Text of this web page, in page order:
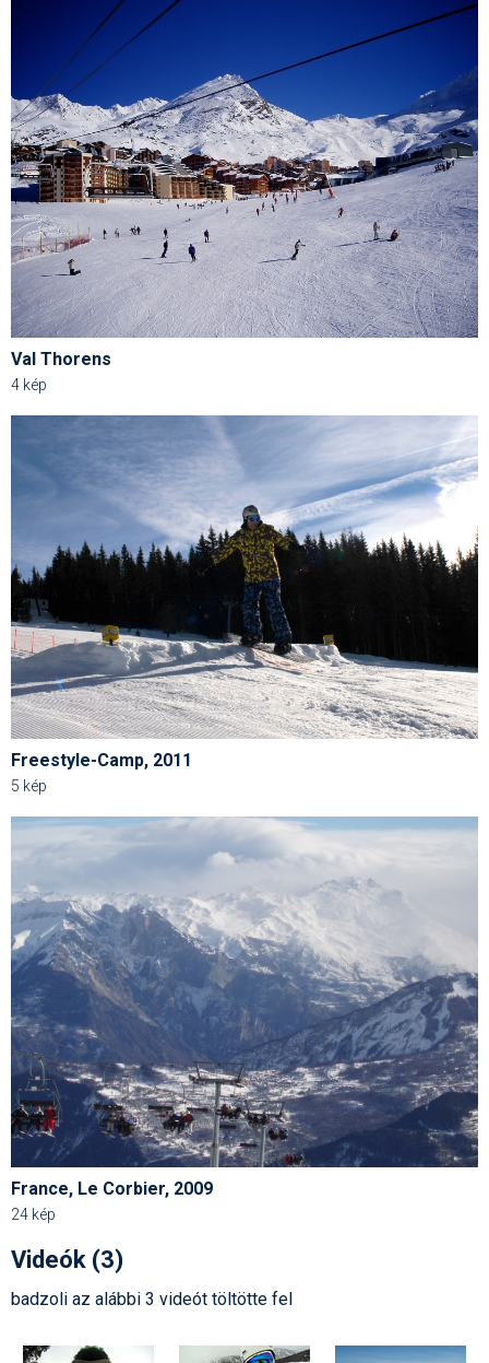
Val Thorens
4 kép
Freestyle-Camp, 2011
5 kép
France, Le Corbier, 2009
24 kép
Videók (3)
badzoli az alábbi 3 videót töltötte fel